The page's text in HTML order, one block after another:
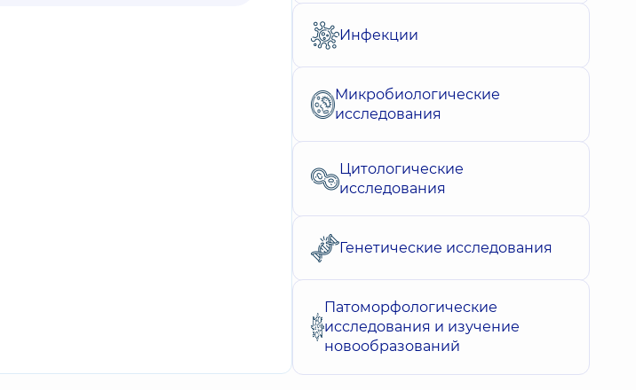
Инфекции
Микробиологические
исследования
Цитологические
исследования
Генетические исследования
Патоморфологические
исследования и изучение
новообразований